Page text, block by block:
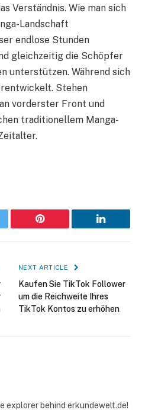
Verständnis. Wie man sich
Landschaft
endlose Stunden
gleichzeitig die Schöpfer
unterstützen. Während sich
Stehen
vorderster Front und
traditionellem Manga-
Pinterest LinkedIn
NEXT ARTICLE
Kaufen Sie TikTok Follower
um die Reichweite Ihres
TikTok Kontos zu erhöhen
explorer behind erkundewelt.de!